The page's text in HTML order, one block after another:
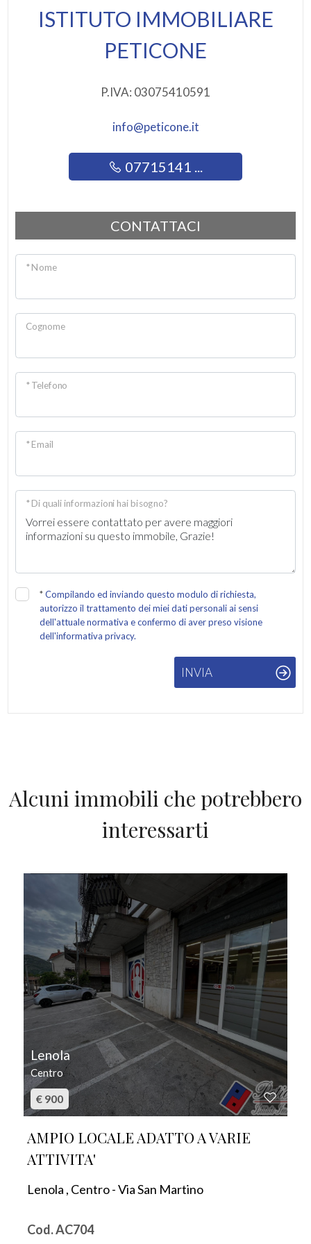
ISTITUTO IMMOBILIARE
PETICONE
P.IVA: 03075410591
info@peticone.it
07715141 ...
CONTATTACI
* Nome
Cognome
* Telefono
* Email
* Di quali informazioni hai bisogno?
*Compilando ed inviando questo modulo di richiesta,
autorizzo il trattamento dei miei dati personali ai sensi
dell'attuale normativa e confermo di aver preso visione
dell'informativa privacy.
INVIA
Alcuni immobili che potrebbero
interessarti
Lenola
Centro
€ 900
AMPIO LOCALE ADATTO A VARIE
ATTIVITA'
Lenola , Centro - Via San Martino
Cod. AC704